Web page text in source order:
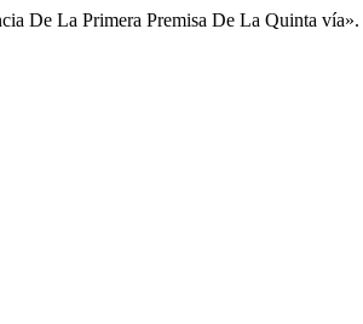
De La Primera Premisa De La Quinta vía».